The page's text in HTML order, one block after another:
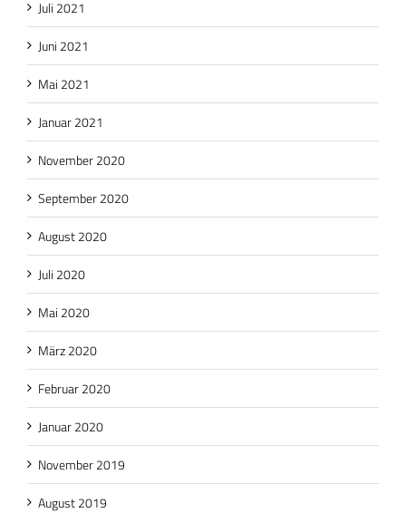
Juli 2021
Juni 2021
Mai 2021
Januar 2021
November 2020
September 2020
August 2020
Juli 2020
Mai 2020
März 2020
Februar 2020
Januar 2020
November 2019
August 2019